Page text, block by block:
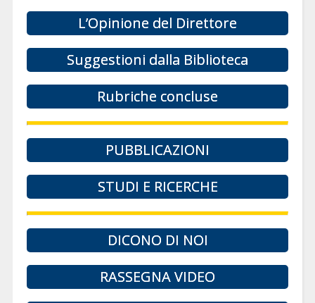
L’Opinione del Direttore
Suggestioni dalla Biblioteca
Rubriche concluse
PUBBLICAZIONI
STUDI E RICERCHE
DICONO DI NOI
RASSEGNA VIDEO